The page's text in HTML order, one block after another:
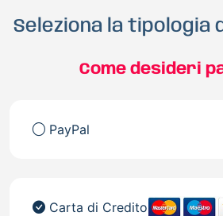
Seleziona la tipologia
Come desideri
PayPal
Carta di Credito